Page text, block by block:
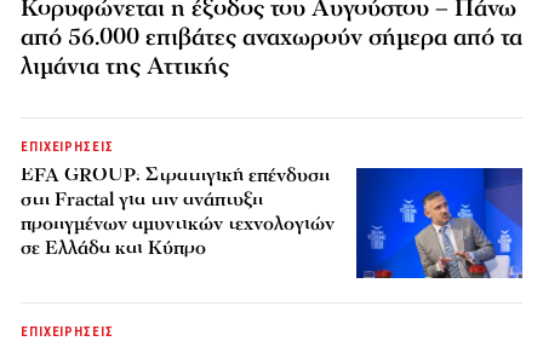
Κορυφώνεται η έξοδος του Αυγούστου – Πάνω
από 56.000 επιβάτες αναχωρούν σήμερα από τα
λιμάνια της Αττικής
ΕΠΙΧΕΙΡΗΣΕΙΣ
EFA GROUP: Στρατηγική επένδυση
στη Fractal για την ανάπτυξη
προηγμένων αμυντικών τεχνολογιών
σε Ελλάδα και Κύπρο
ΕΠΙΧΕΙΡΗΣΕΙΣ